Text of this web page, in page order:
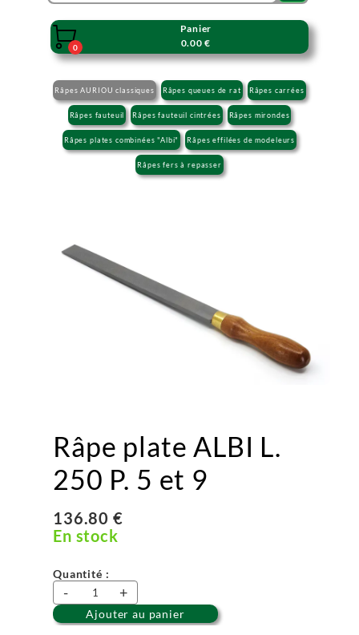

0
Panier
0.00 €
Râpes AURIOU classiques Râpes queues de rat Râpes carrées
Râpes fauteuil Râpes fauteuil cintrées Râpes mirondes
Râpes plates combinées "Albi" Râpes effilées de modeleurs
Râpes fers à repasser
Râpe plate ALBI L.
250 P. 5 et 9
136.80 €
En stock
Quantité :
- +
Ajouter au panier